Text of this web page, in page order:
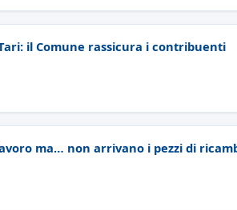
il Comune rassicura i contribuenti
ma… non arrivano i pezzi di